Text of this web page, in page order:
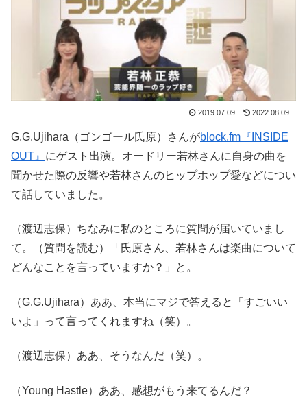
2019.07.09 2022.08.09
G.G.Ujihara（ゴンゴール氏原）さんがblock.fm『INSIDE
OUT』 にゲスト出演。オードリー若林さんに自身の曲を
聞かせた際の反響や若林さんのヒップホップ愛などについ
て話していました。
（渡辺志保）ちなみに私のところに質問が届いていまし
て。（質問を読む）「氏原さん、若林さんは楽曲について
どんなことを言っていますか？」と。
（G.G.Ujihara）ああ、本当にマジで答えると「すごいい
いよ」って言ってくれますね（笑）。
（渡辺志保）ああ、そうなんだ（笑）。
（Young Hastle）ああ、感想がもう来てるんだ？